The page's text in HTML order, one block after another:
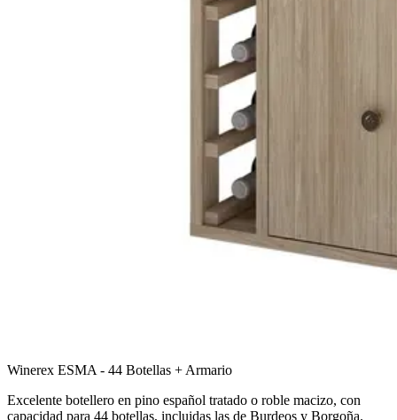
Winerex ESMA - 44 Botellas + Armario
Excelente botellero en pino español tratado o roble macizo, con
capacidad para 44 botellas, incluidas las de Burdeos y Borgoña.